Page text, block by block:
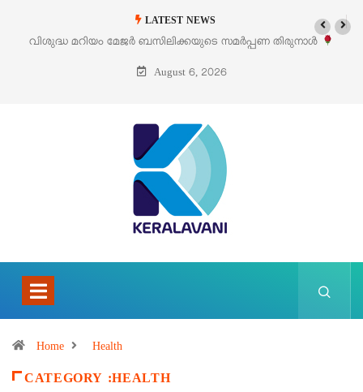
LATEST NEWS
വിശുദ്ധ മറിയം മേജർ ബസിലിക്കയുടെ സമർപ്പണ തിരുനാൾ
ഓഗസ്റ്റ് 5 –
August 6, 2026
Home Health
CATEGORY :HEALTH